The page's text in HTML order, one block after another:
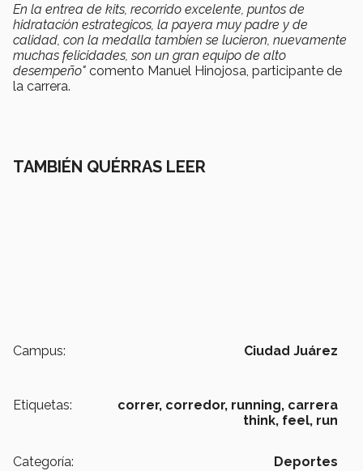
En la entrea de kits, recorrido excelente, puntos de
hidratación estrategicos, la payera muy padre y de
calidad, con la medalla tambien se lucieron, nuevamente
muchas felicidades, son un gran equipo de alto
desempeño" comento Manuel Hinojosa, participante de
la carrera.
TAMBIÉN QUÉRRAS LEER
Campus: Ciudad Juárez
Etiquetas: correr, corredor, running, carrera
think, feel, run
Categoría: Deportes